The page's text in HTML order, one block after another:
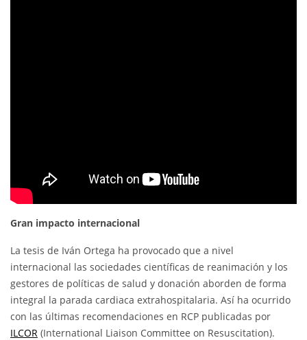
Gran impacto internacional
La tesis de Iván Ortega ha provocado que a nivel
internacional las sociedades científicas de reanimación y los
gestores de políticas de salud y donación aborden de forma
integral la parada cardiaca extrahospitalaria. Así ha ocurrido
con las últimas recomendaciones en RCP publicadas por
ILCOR (International Liaison Committee on Resuscitation).